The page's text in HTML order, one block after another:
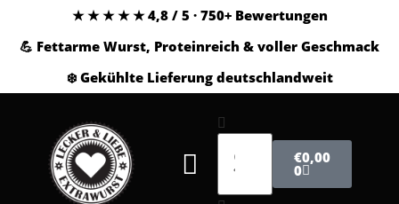
★ ★ ★ ★ ★ 4,8 / 5 · 750+ Bewertungen
💪 Fettarme Wurst, Proteinreich & voller Geschmack
❄️ Gekühlte Lieferung deutschlandweit
€0,00
0